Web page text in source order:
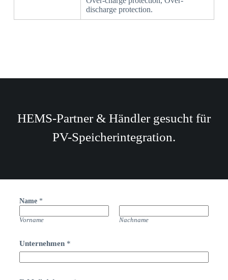
discharge protection.
HEMS-Partner & Händler gesucht für
PV-Speicherintegration.
Name *
Vorname Nachname
n
t
e
Unternehmen *